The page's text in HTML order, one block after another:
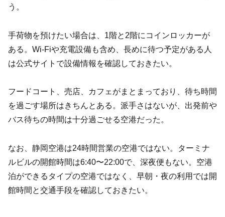
う。
手荷物を預けたい場合は、1階と2階にコインロッカーが
ある。Wi-Fiや充電設備も含め、長めに待つ予定がある人
は公式サイトで設備情報を確認しておきたい。
フードコート、売店、カフェがまとまっており、待ち時間
を過ごす場所はきちんとある。派手さはないが、出発前や
バス待ちの時間は十分過ごせる空港だった。
なお、静岡空港は24時間営業の空港ではない。ターミナ
ルビルの開館時間は6:40〜22:00で、深夜便もない。空港
泊ができるタイプの空港ではなく、早朝・夜の利用では開
館時間と交通手段を確認しておきたい。